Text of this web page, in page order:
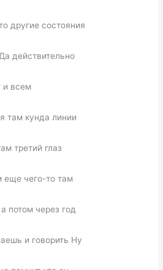
другие состояния
действительно
и всем
там кунда линии
третий глаз
еще чего-то там
потом через год
и говорить Ну